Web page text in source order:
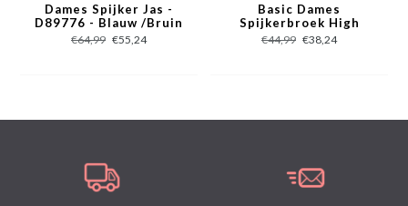
Dames Spijker Jas -
D89776 - Blauw /Bruin
€64,99 €55,24
Basic Dames
Spijkerbroek High
Waist - D83607 -
Blauw
€44,99 €38,24